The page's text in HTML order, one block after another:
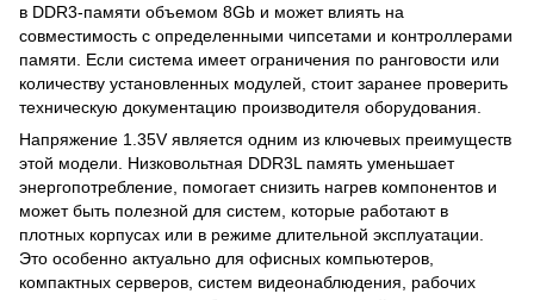
в DDR3-памяти объемом 8Gb и может влиять на
совместимость с определенными чипсетами и контроллерами
памяти. Если система имеет ограничения по ранговости или
количеству установленных модулей, стоит заранее проверить
техническую документацию производителя оборудования.
Напряжение 1.35V является одним из ключевых преимуществ
этой модели. Низковольтная DDR3L память уменьшает
энергопотребление, помогает снизить нагрев компонентов и
может быть полезной для систем, которые работают в
плотных корпусах или в режиме длительной эксплуатации.
Это особенно актуально для офисных компьютеров,
компактных серверов, систем видеонаблюдения, рабочих